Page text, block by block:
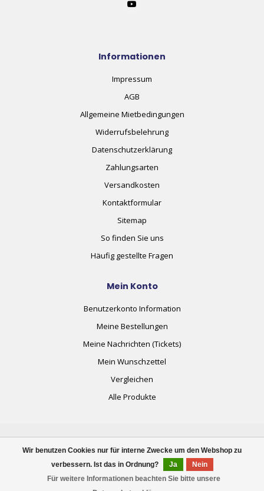
Wir benutzen Cookies nur für interne Zwecke um den Webshop zu
verbessern. Ist das in Ordnung?
Ja
Nein
Für weitere Informationen beachten Sie bitte unsere
Informationen
Impressum
AGB
Allgemeine Mietbedingungen
Widerrufsbelehrung
Datenschutzerklärung
Zahlungsarten
Versandkosten
Kontaktformular
Sitemap
So finden Sie uns
Häufig gestellte Fragen
Mein Konto
Benutzerkonto Information
Meine Bestellungen
Meine Nachrichten (Tickets)
Mein Wunschzettel
Vergleichen
Alle Produkte
© Copyright 2026 plug+automate.swiss